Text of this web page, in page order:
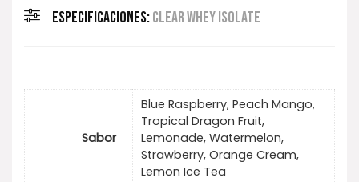
ESPECIFICACIONES:CLEAR WHEY ISOLATE
Sabor
Blue Raspberry, Peach Mango,
Tropical Dragon Fruit,
Lemonade, Watermelon,
Strawberry, Orange Cream,
Lemon Ice Tea